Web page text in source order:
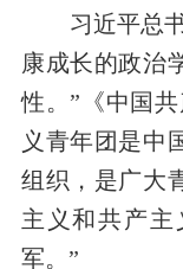
习近平总
康成长的政治
性。”《中国
义青年团是中
组织，是广大
主义和共产
军。”